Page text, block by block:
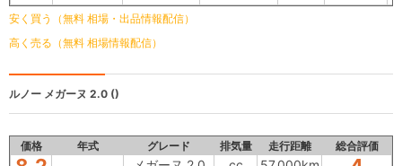
安く買う（無料 相場・出品情報配信）
高く売る（無料 相場情報配信）
ルノー メガーヌ 2.0 ()
価格 年式 グレード 排気量 走行距離 総合評価